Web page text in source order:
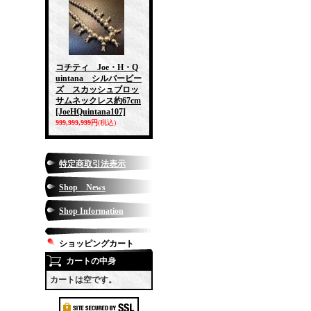
コチティ Joe・H・Q
uintana シルバービー
ズ スカッシュブロッ
サムネックレス約67cm
[JoeHQuintana107]
999,999,999円(税込)
特定商取引法表示
Shop News
Shop Information
ショッピングカート
カートの中身
カートは空です。